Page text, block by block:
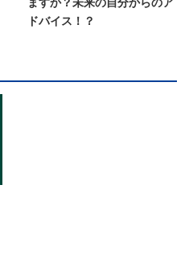
ますか？未来の自分からのア
ドバイス！？